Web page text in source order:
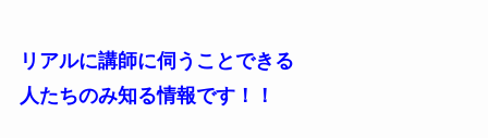
リアルに講師に伺うことできる
人たちのみ知る情報です！！